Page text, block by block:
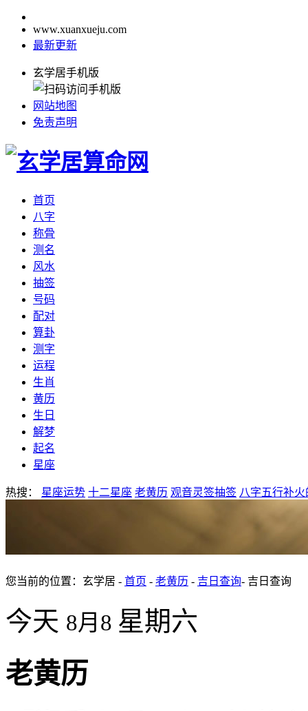
www.xuanxueju.com
最新更新
玄学居手机版
网站地图
免责声明
首页
八字
称骨
测名
风水
抽签
号码
配对
算卦
测字
运程
生肖
黄历
生日
解梦
起名
星座
热搜： 星座运势 十二星座 老黄历 观音灵签抽签 八字五行补
您当前的位置：玄学居 - 首页 - 老黄历 - 吉日查询- 吉日查询
今天 8月8 星期六
老黄历